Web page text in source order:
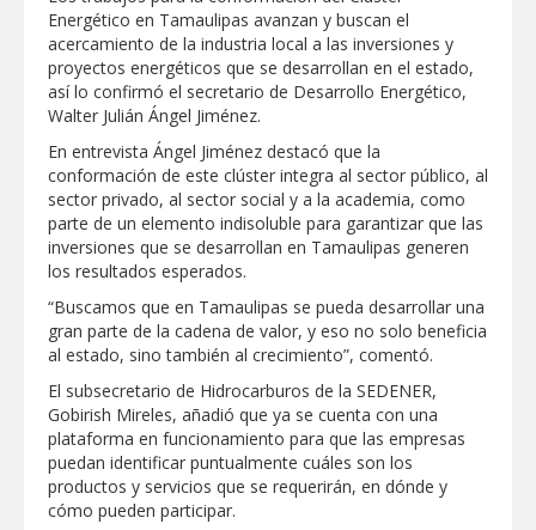
GOBIERNO MUNICIPAL LLEVARÁ
“PRESIDENCIA CERQUITA DE TI” A LAS
COLONIAS JARDÍN Y SAN RAFAEL
Atiende Gobierno de Reynosa reportes
ciudadanos
ATIENDE COMAPA MÁS DE 1800
REPORTES RECIBIDOS A TRAVÉS DEL
073 DURANTE JULIO
Llevó Carlos Peña Ortiz programa
Subsidio del Agua a Valle Soleado
Prepara DIF Tamaulipas actividades para
conmemorar el mes de las personas
adultas mayores
ESCUELA DE MÚSICA DEL SISTEMA DIF
ABRE INSCRIPCIONES PARA EL CICLO
AGOSTO-DICIEMBRE
Energético en Tamaulipas avanzan y buscan el
acercamiento de la industria local a las inversiones y
proyectos energéticos que se desarrollan en el estado,
así lo confirmó el secretario de Desarrollo Energético,
Walter Julián Ángel Jiménez.
En entrevista Ángel Jiménez destacó que la
conformación de este clúster integra al sector público, al
sector privado, al sector social y a la academia, como
parte de un elemento indisoluble para garantizar que las
inversiones que se desarrollan en Tamaulipas generen
los resultados esperados.
“Buscamos que en Tamaulipas se pueda desarrollar una
gran parte de la cadena de valor, y eso no solo beneficia
al estado, sino también al crecimiento”, comentó.
El subsecretario de Hidrocarburos de la SEDENER,
Gobirish Mireles, añadió que ya se cuenta con una
plataforma en funcionamiento para que las empresas
puedan identificar puntualmente cuáles son los
productos y servicios que se requerirán, en dónde y
cómo pueden participar.